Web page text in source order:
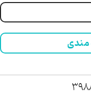
مندی